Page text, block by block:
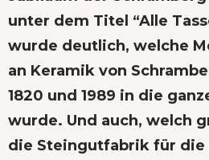
unter dem Titel “Alle
wurde deutlich, welche
an Keramik von
1820 und 1989 in die
wurde. Und auch, welch
die Steingutfabrik für